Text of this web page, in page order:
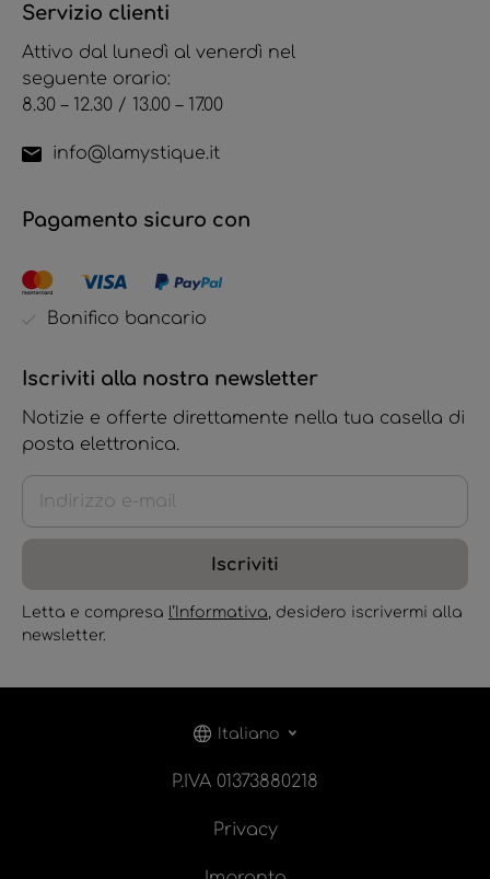
Servizio clienti
Attivo dal lunedì al venerdì nel
seguente orario:
8.30 – 12.30 / 13.00 – 17.00
info@lamystique.it
Pagamento sicuro con
Bonifico bancario
Iscriviti alla nostra newsletter
Notizie e offerte direttamente nella tua casella di
posta elettronica.
Iscriviti
Letta e compresa l’Informativa, desidero iscrivermi alla
newsletter.
Italiano
P.IVA 01373880218
Privacy